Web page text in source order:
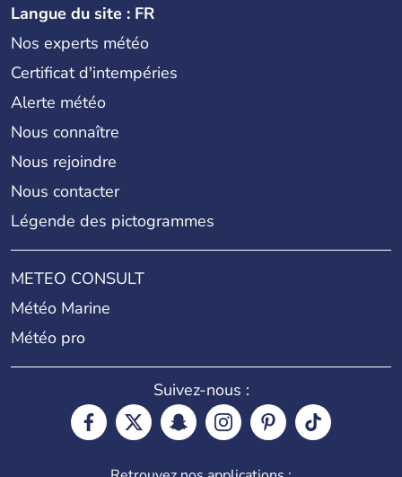
Langue du site : FR
Nos experts météo
Certificat d'intempéries
Alerte météo
Nous connaître
Nous rejoindre
Nous contacter
Légende des pictogrammes
METEO CONSULT
Météo Marine
Météo pro
Suivez-nous :